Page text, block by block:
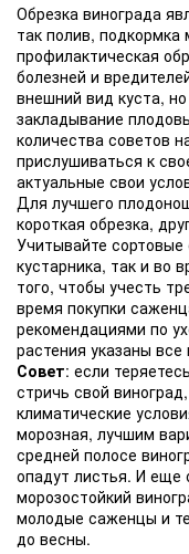
Обрезка винограда
так полив,
профилактическая
болезней и
внешний вид куста,
закладывание
количества советов
прислушиваться к
актуальные свои
Для лучшего
короткая обрезка,
Учитывайте
кустарника, так и во
того, чтобы учесть
время покупки
рекомендациями по
растения указаны
Совет: если
стричь свой
климатические
морозная, лучшим
средней полосе
опадут листья. И еще
морозостойкий
молодые саженцы и
до весны.